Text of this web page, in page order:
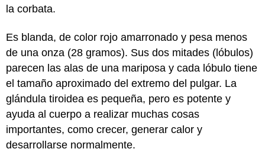
la corbata.
Es blanda, de color rojo amarronado y pesa menos
de una onza (28 gramos). Sus dos mitades (lóbulos)
parecen las alas de una mariposa y cada lóbulo tiene
el tamaño aproximado del extremo del pulgar. La
glándula tiroidea es pequeña, pero es potente y
ayuda al cuerpo a realizar muchas cosas
importantes, como crecer, generar calor y
desarrollarse normalmente.